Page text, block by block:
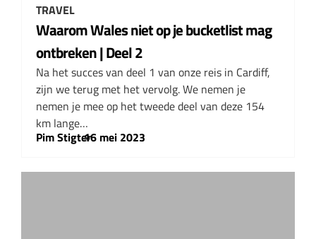
TRAVEL
Waarom Wales niet op je bucketlist mag
ontbreken | Deel 2
Na het succes van deel 1 van onze reis in Cardiff,
zijn we terug met het vervolg. We nemen je
nemen je mee op het tweede deel van deze 154
km lange…
Pim Stigter
–
16 mei 2023